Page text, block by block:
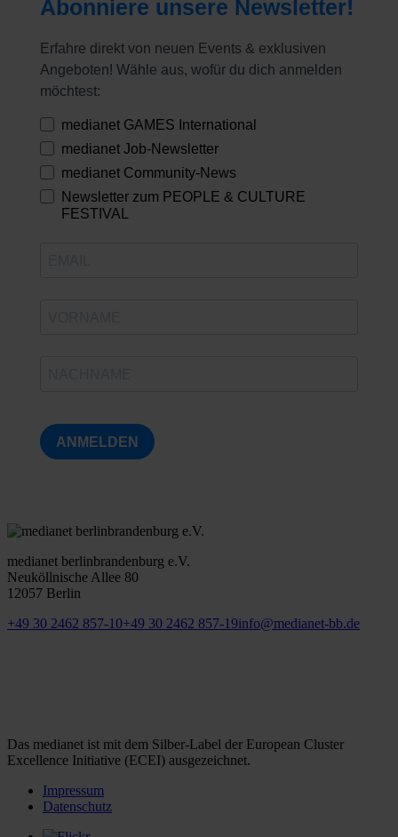
Abonniere unsere Newsletter!
Erfahre direkt von neuen Events & exklusiven
Angeboten! Wähle aus, wofür du dich anmelden
möchtest:
medianet GAMES International
medianet Job-Newsletter
medianet Community-News
Newsletter zum PEOPLE & CULTURE
FESTIVAL
ANMELDEN
medianet berlinbrandenburg e.V.
Neuköllnische Allee 80
12057 Berlin
+49 30 2462 857-10+49 30 2462 857-19info@medianet-bb.de
Das medianet ist mit dem Silber-Label der European Cluster
Excellence Initiative (ECEI) ausgezeichnet.
Impressum
Datenschutz